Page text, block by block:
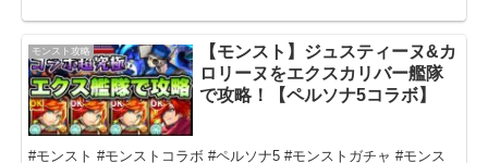
モンスト攻略
【モンスト】ジュスティーヌ&カ
ロリーヌをエクスカリバー艦隊
で攻略！【ペルソナ5コラボ】
#モンスト #モンストコラボ #ペルソナ5 #モンストガチャ #モンス